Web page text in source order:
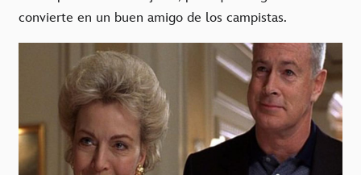
convierte en un buen amigo de los campistas.